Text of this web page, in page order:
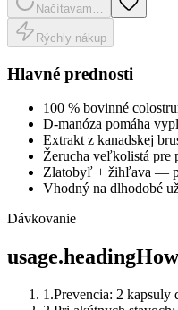
Načítavam…
Rýchly nákup
Hlavné prednosti
100 % bovinné
D-manóza pomáha
Extrakt z kanadskej
Žerucha veľkolistá pre
Zlatobyľ + žihľava —
Vhodný na dlhodobé
Dávkovanie
1 .Prevencia: 2 kapsuly